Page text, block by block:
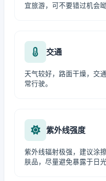
宜旅游，可不要错过机会呦
交通
天气较好，路面干燥，交
常行驶。
紫外线强度
紫外线辐射极强，建议涂
肤品，尽量避免暴露于日光